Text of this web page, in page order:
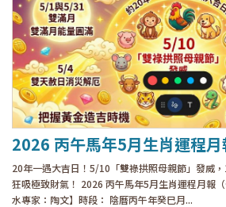
2026 丙午馬年5月生肖運程月
20年一遇大吉日！5/10「雙祿拱照母親節」發威
狂吸極致財氣！ 2026 丙午馬年5月生肖運程月報
水專家：陶文】時段： 陰曆丙午年癸巳月...